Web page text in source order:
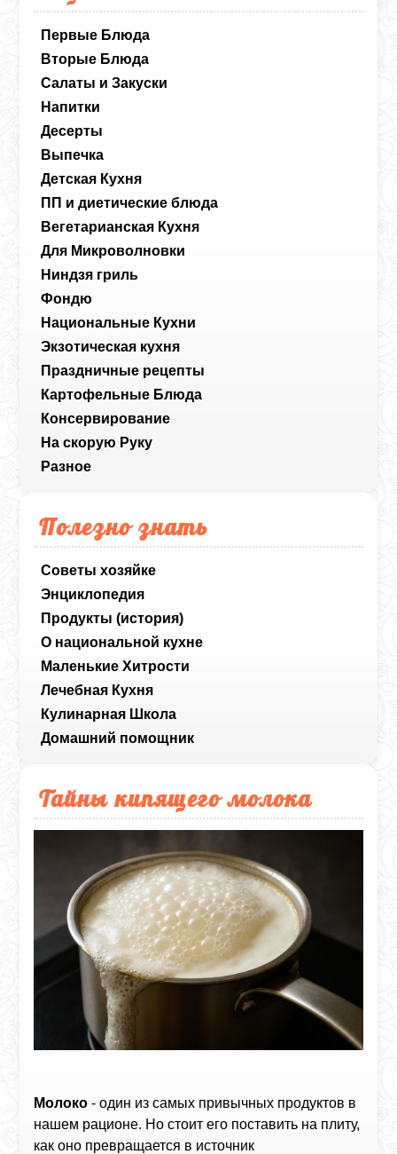
Первые Блюда
Вторые Блюда
Салаты и Закуски
Напитки
Десерты
Выпечка
Детская Кухня
ПП и диетические блюда
Вегетарианская Кухня
Для Микроволновки
Ниндзя гриль
Фондю
Национальные Кухни
Экзотическая кухня
Праздничные рецепты
Картофельные Блюда
Консервирование
На скорую Руку
Разное
Полезно знать
Советы хозяйке
Энциклопедия
Продукты (история)
О национальной кухне
Маленькие Хитрости
Лечебная Кухня
Кулинарная Школа
Домашний помощник
Тайны кипящего молока
Молоко - один из самых привычных продуктов в
нашем рационе. Но стоит его поставить на плиту,
как оно превращается в источник